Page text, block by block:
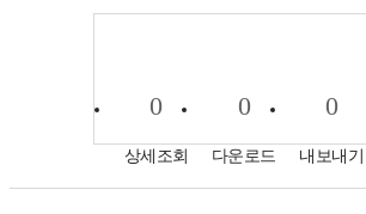
0
상세조회
0
다운로드
0
내보내기